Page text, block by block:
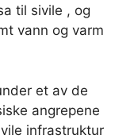
til sivile , og
vann og varm
et av de
angrepene
infrastruktur